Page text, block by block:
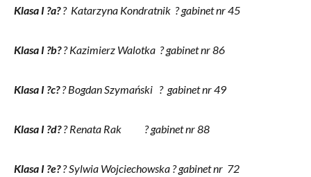
Klasa I ?a?? Katarzyna Kondratnik ? gabinet nr 45
Klasa I ?b?? Kazimierz Walotka ? gabinet nr 86
Klasa I ?c?? Bogdan Szymański ? gabinet nr 49
Klasa I ?d?? Renata Rak ? gabinet nr 88
Klasa I ?e?? Sylwia Wojciechowska ? gabinet nr 72